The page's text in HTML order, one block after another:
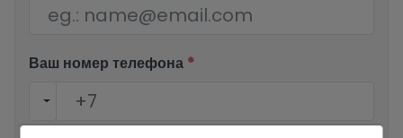
Ваш номер телефона *